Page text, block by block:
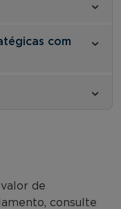
com
de
consulte